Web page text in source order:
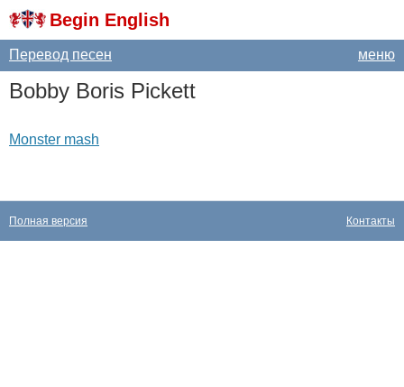
Begin English
меню
Перевод песен
Bobby Boris Pickett
Monster mash
Контакты
Полная версия